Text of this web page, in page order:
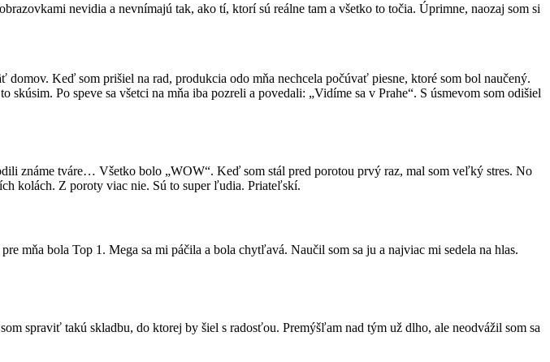
nevidia a nevnímajú tak, ako tí, ktorí sú reálne tam a všetko to točia. Úprimne, naozaj som si
Keď som prišiel na rad, produkcia odo mňa nechcela počúvať piesne, ktoré som bol naučený.
Po speve sa všetci na mňa iba pozreli a povedali: „Vidíme sa v Prahe“. S úsmevom som odišiel
známe tváre… Všetko bolo „WOW“. Keď som stál pred porotou prvý raz, mal som veľký stres. No
kolách. Z poroty viac nie. Sú to super ľudia. Priateľskí.
mňa bola Top 1. Mega sa mi páčila a bola chytľavá. Naučil som sa ju a najviac mi sedela na hlas.
spraviť takú skladbu, do ktorej by šiel s radosťou. Premýšľam nad tým už dlho, ale neodvážil som sa